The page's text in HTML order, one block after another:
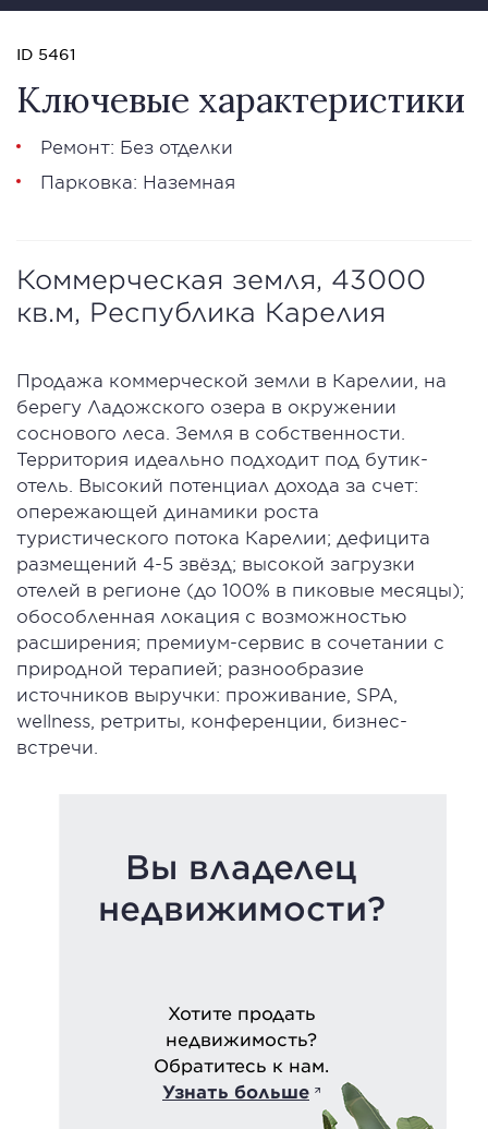
ID 5461
Ключевые характеристики
Ремонт: Без отделки
Парковка: Наземная
Коммерческая земля, 43000
кв.м, Республика Карелия
Продажа коммерческой земли в Карелии, на
берегу Ладожского озера в окружении
соснового леса. Земля в собственности.
Территория идеально подходит под бутик-
отель. Высокий потенциал дохода за счет:
опережающей динамики роста
туристического потока Карелии; дефицита
размещений 4-5 звёзд; высокой загрузки
отелей в регионе (до 100% в пиковые месяцы);
обособленная локация с возможностью
расширения; премиум-сервис в сочетании с
природной терапией; разнообразие
источников выручки: проживание, SPA,
wellness, ретриты, конференции, бизнес-
встречи.
Вы владелец
недвижимости?
Хотите продать
недвижимость?
Обратитесь к нам.
Узнать больше